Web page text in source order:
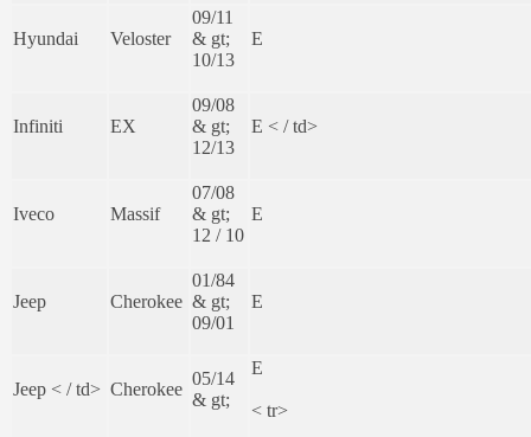
Hyundai Veloster
09/11
& gt;
10/13
E
Infiniti EX
09/08
& gt;
12/13
E < / td>
Iveco Massif
07/08
& gt;
12 / 10
E
Jeep Cherokee
01/84
& gt;
09/01
E
Jeep < / td> Cherokee
05/14
& gt;
E
< tr>